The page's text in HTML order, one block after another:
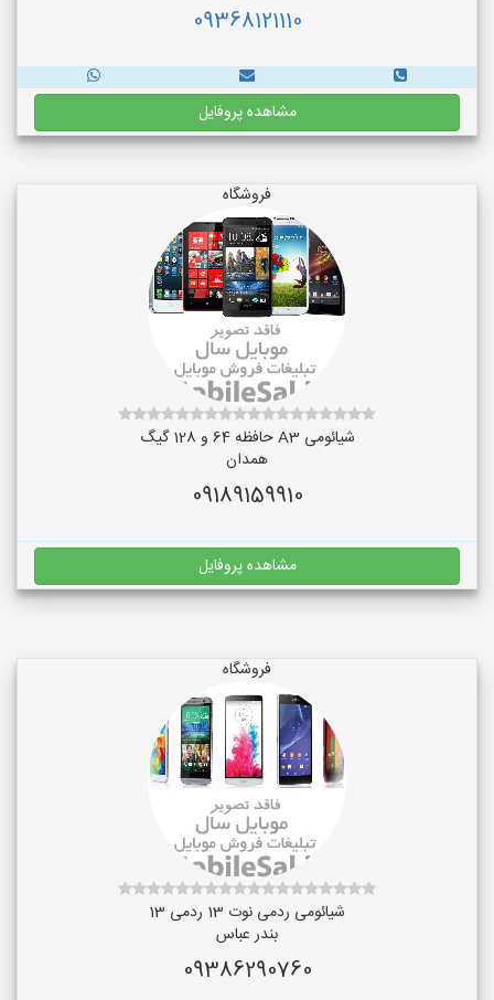
09368121110
مشاهده پروفایل
فروشگاه
شیائومی A3 حافظه 64 و 128 گیگ
همدان
09189159910
مشاهده پروفایل
فروشگاه
شیائومی ردمی نوت 13 ردمی 13
بندر عباس
09386290760